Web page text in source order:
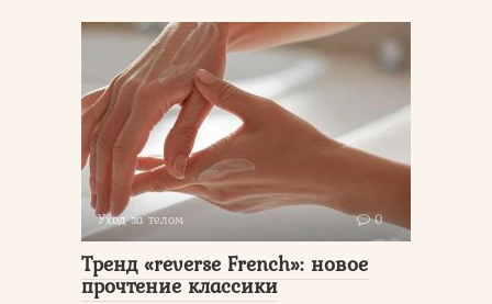
Уход за телом 0
Тренд «reverse French»: новое
прочтение классики